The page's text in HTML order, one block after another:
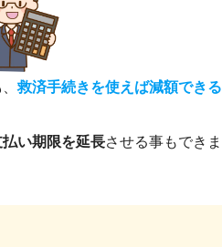
、救済手続きを使えば減額できる
払い期限を延長させる事もできま